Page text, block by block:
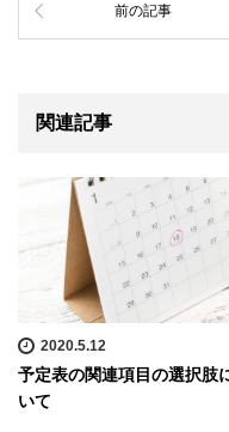
前の記事
関連記事
2020.5.12
予定表の関連項目の選択肢
いて